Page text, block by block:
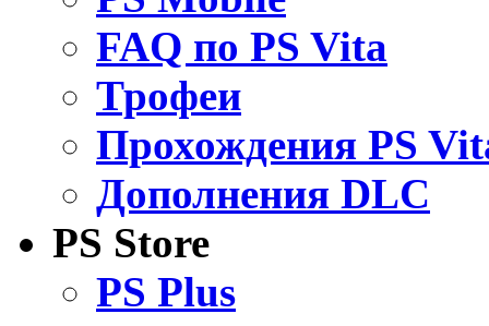
FAQ по PS Vita
Трофеи
Прохождения PS
Дополнения DLC
PS Store
PS Plus